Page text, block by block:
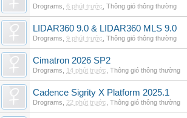
Drograms 6 phút trước Thông gió thông thường
LIDAR360 9.0 & LIDAR360 MLS 9.0
Drograms 9 phút trước Thông gió thông thường
Cimatron 2026 SP2
Drograms 14 phút trước Thông gió thông thường
Cadence Sigrity X Platform 2025.1
Drograms 22 phút trước Thông gió thông thường